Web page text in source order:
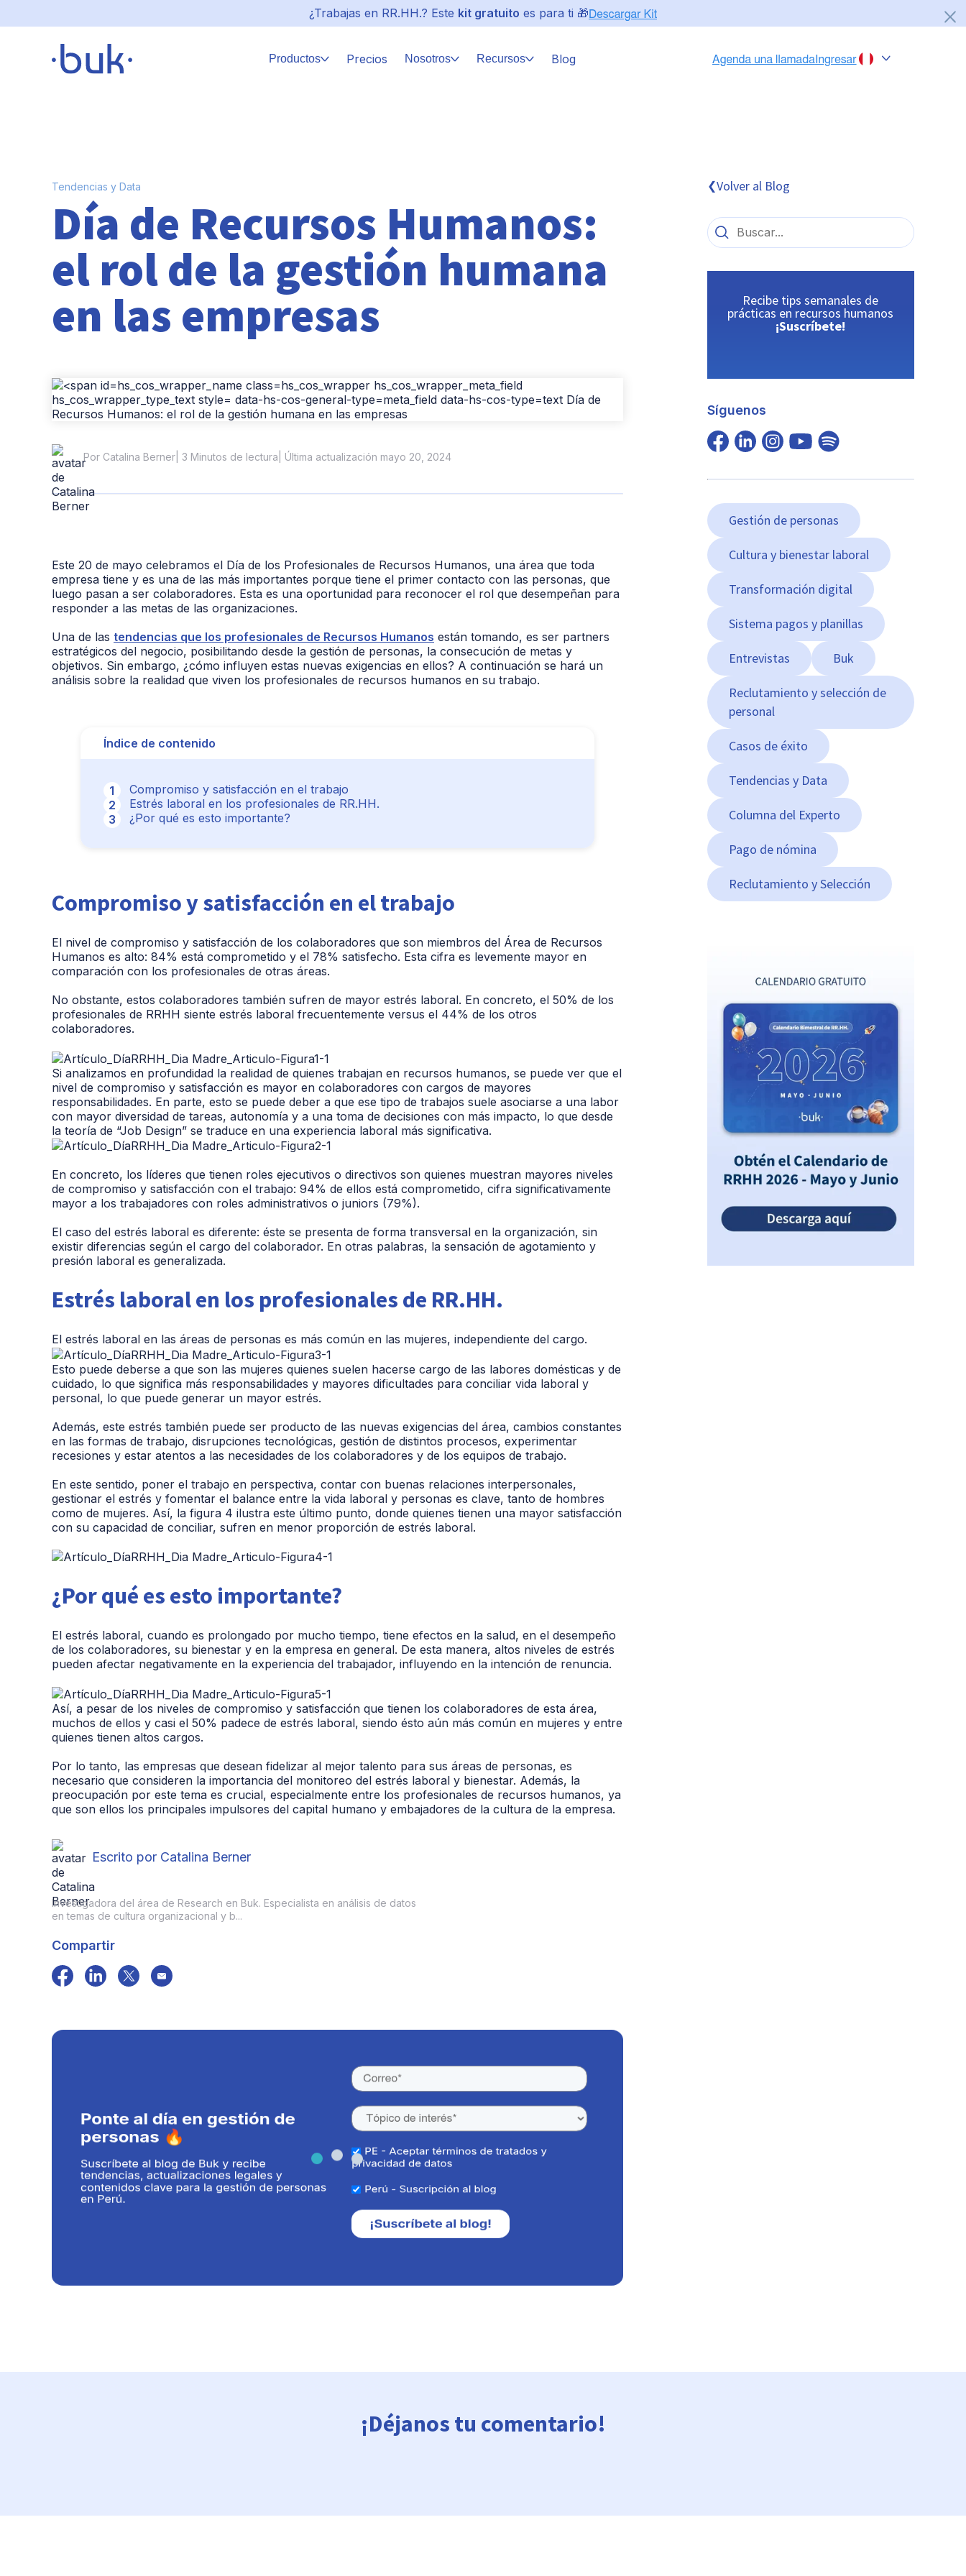
¿Trabajas en RR.HH.? Este kit gratuito es para ti 🎁
Productos Precios Nosotros Recursos Blog
México
Tendencias y Data
Día de Recursos Humanos:
el rol de la gestión humana
en las empresas
Por Catalina Berner | 3 Minutos de lectura | Última actualización mayo 20, 2024
Este 20 de mayo celebramos el Día de los Profesionales de Recursos Humanos, una área que toda
empresa tiene y es una de las más importantes porque tiene el primer contacto con las personas, que
luego pasan a ser colaboradores. Esta es una oportunidad para reconocer el rol que desempeñan para
responder a las metas de las organizaciones.
Una de las tendencias que los profesionales de Recursos Humanos están tomando, es ser partners
estratégicos del negocio, posibilitando desde la gestión de personas, la consecución de metas y
objetivos. Sin embargo, ¿cómo influyen estas nuevas exigencias en ellos? A continuación se hará un
análisis sobre la realidad que viven los profesionales de recursos humanos en su trabajo.
Índice de contenido
Compromiso y satisfacción en el trabajo
Estrés laboral en los profesionales de RR.HH.
¿Por qué es esto importante?
Compromiso y satisfacción en el trabajo
El nivel de compromiso y satisfacción de los colaboradores que son miembros del Área de Recursos
Humanos es alto: 84% está comprometido y el 78% satisfecho. Esta cifra es levemente mayor en
comparación con los profesionales de otras áreas.
No obstante, estos colaboradores también sufren de mayor estrés laboral. En concreto, el 50% de los
profesionales de RRHH siente estrés laboral frecuentemente versus el 44% de los otros
colaboradores.
Si analizamos en profundidad la realidad de quienes trabajan en recursos humanos, se puede ver que el
nivel de compromiso y satisfacción es mayor en colaboradores con cargos de mayores
responsabilidades. En parte, esto se puede deber a que ese tipo de trabajos suele asociarse a una labor
con mayor diversidad de tareas, autonomía y a una toma de decisiones con más impacto, lo que desde
la teoría de “Job Design” se traduce en una experiencia laboral más significativa.
En concreto, los líderes que tienen roles ejecutivos o directivos son quienes muestran mayores niveles
de compromiso y satisfacción con el trabajo: 94% de ellos está comprometido, cifra significativamente
mayor a los trabajadores con roles administrativos o juniors (79%).
El caso del estrés laboral es diferente: éste se presenta de forma transversal en la organización, sin
existir diferencias según el cargo del colaborador. En otras palabras, la sensación de agotamiento y
presión laboral es generalizada.
Estrés laboral en los profesionales de RR.HH.
El estrés laboral en las áreas de personas es más común en las mujeres, independiente del cargo.
Esto puede deberse a que son las mujeres quienes suelen hacerse cargo de las labores domésticas y de
cuidado, lo que significa más responsabilidades y mayores dificultades para conciliar vida laboral y
personal, lo que puede generar un mayor estrés.
Además, este estrés también puede ser producto de las nuevas exigencias del área, cambios constantes
en las formas de trabajo, disrupciones tecnológicas, gestión de distintos procesos, experimentar
recesiones y estar atentos a las necesidades de los colaboradores y de los equipos de trabajo.
En este sentido, poner el trabajo en perspectiva, contar con buenas relaciones interpersonales,
gestionar el estrés y fomentar el balance entre la vida laboral y personas es clave, tanto de hombres
como de mujeres. Así, la figura 4 ilustra este último punto, donde quienes tienen una mayor satisfacción
con su capacidad de conciliar, sufren en menor proporción de estrés laboral.
¿Por qué es esto importante?
El estrés laboral, cuando es prolongado por mucho tiempo, tiene efectos en la salud, en el desempeño
de los colaboradores, su bienestar y en la empresa en general. De esta manera, altos niveles de estrés
pueden afectar negativamente en la experiencia del trabajador, influyendo en la intención de renuncia.
Así, a pesar de los niveles de compromiso y satisfacción que tienen los colaboradores de esta área,
muchos de ellos y casi el 50% padece de estrés laboral, siendo ésto aún más común en mujeres y entre
quienes tienen altos cargos.
Por lo tanto, las empresas que desean fidelizar al mejor talento para sus áreas de personas, es
necesario que consideren la importancia del monitoreo del estrés laboral y bienestar. Además, la
preocupación por este tema es crucial, especialmente entre los profesionales de recursos humanos, ya
que son ellos los principales impulsores del capital humano y embajadores de la cultura de la empresa.
Escrito por Catalina Berner
Investigadora del área de Research en Buk. Especialista en análisis de datos
en temas de cultura organizacional y b...
Compartir
❮Volver al Blog
Recibe tips semanales de
prácticas en recursos humanos
¡Suscríbete!
Síguenos
Gestión de personas
Cultura y bienestar laboral
Transformación digital
Sistema pagos y planillas
Entrevistas Buk
Reclutamiento y selección de
personal
Casos de éxito
Tendencias y Data
Columna del Experto
Pago de nómina
Reclutamiento y Selección
¡Déjanos tu comentario!